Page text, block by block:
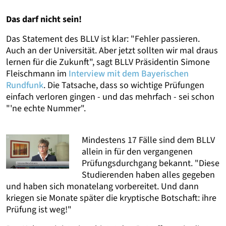
Das darf nicht sein!
Das Statement des BLLV ist klar: "Fehler passieren.
Auch an der Universität. Aber jetzt sollten wir mal draus
lernen für die Zukunft", sagt BLLV Präsidentin Simone
Fleischmann im Interview mit dem Bayerischen
Rundfunk. Die Tatsache, dass so wichtige Prüfungen
einfach verloren gingen - und das mehrfach - sei schon
"'ne echte Nummer".
Mindestens 17 Fälle sind dem BLLV
allein in für den vergangenen
Prüfungsdurchgang bekannt. "Diese
Studierenden haben alles gegeben
und haben sich monatelang vorbereitet. Und dann
kriegen sie Monate später die kryptische Botschaft: ihre
Prüfung ist weg!"